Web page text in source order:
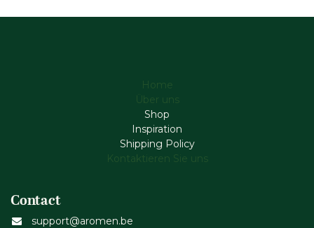
Home
Über uns
Shop
Inspiration
Shipping Policy
Kontaktieren Sie uns
Contact
support@aromen.be